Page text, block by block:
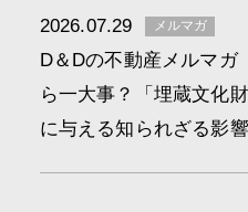
2026.07.29 メルマガ
D＆Dの不動産メルマガ
ら一大事？「埋蔵文化
に与える知られざる影響